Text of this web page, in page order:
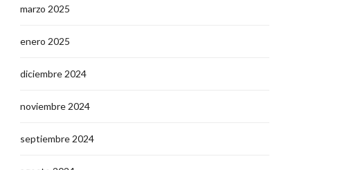
marzo 2025
enero 2025
diciembre 2024
noviembre 2024
septiembre 2024